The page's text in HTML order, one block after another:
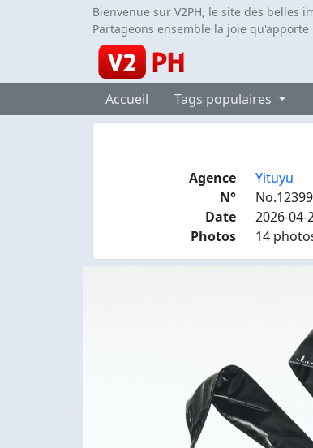
Bienvenue sur V2PH, le site des belles
Partageons ensemble la joie qu'apporte
Accueil Tags populaires
Agence
Yituyu
N°
No.12399
Date
2026-04-
Photos
14